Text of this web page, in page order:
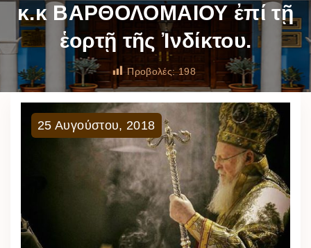
κ.κ ΒΑΡΘΟΛΟΜΑΙΟΥ ἐπί τῇ
ἑορτῇ τῆς Ἰνδίκτου.
Προβολές: 198
25 Αυγούστου, 2018